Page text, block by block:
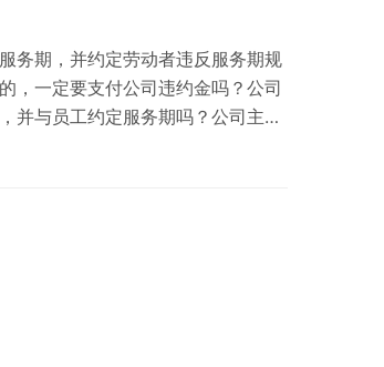
务期，并约定劳动者违反服务期规
，一定要支付公司违约金吗？公司
并与员工约定服务期吗？公司主动
付违反服务期的违约金？本文，将